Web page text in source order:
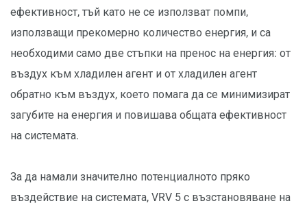
ефективност, тъй като не се използват помпи,
използващи прекомерно количество енергия, и са
необходими само две стъпки на пренос на енергия: от
въздух към хладилен агент и от хладилен агент
обратно към въздух, което помага да се минимизират
загубите на енергия и повишава общата ефективност
на системата.
За да намали значително потенциалното пряко
въздействие на системата, VRV 5 с възстановяване на